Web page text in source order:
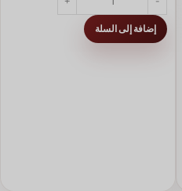
إضافة إلى السلة